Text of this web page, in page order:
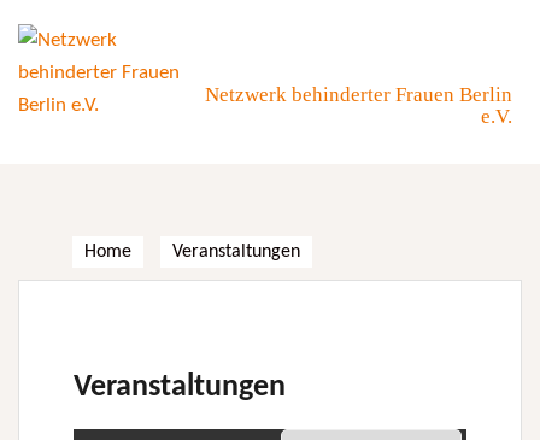
content
Netzwerk behinderter Frauen Berlin
e.V.
Home Veranstaltungen
Veranstaltungen